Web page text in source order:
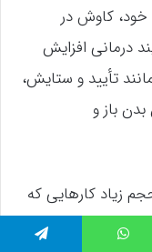
خود، کاوش در
درمانی افزایش
تأیید و ستایش،
باز و
زیاد کارهایی که
عصبی بودم که فقط